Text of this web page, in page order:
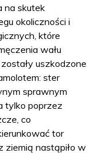
na skutek
okoliczności i
które
wału
uszkodzone
ster
sprawnym
tylko poprzez
co
tor
ziemią nastąpiło w